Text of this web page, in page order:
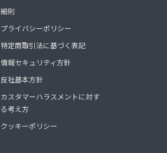
細則
プライバシーポリシー
特定商取引法に基づく表記
情報セキュリティ方針
反社基本方針
カスタマーハラスメントに対す
る考え方
クッキーポリシー